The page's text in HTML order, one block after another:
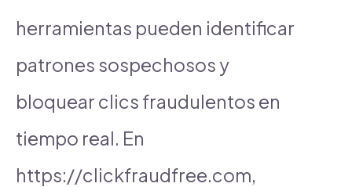
herramientas pueden identificar
patrones sospechosos y
bloquear clics fraudulentos en
tiempo real. En
https://clickfraudfree.com,